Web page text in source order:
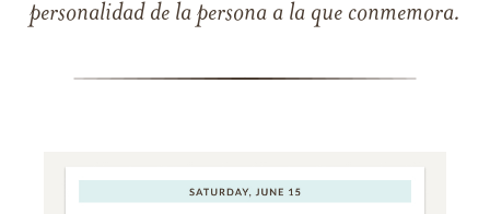
personalidad de la persona a la que conmemora.